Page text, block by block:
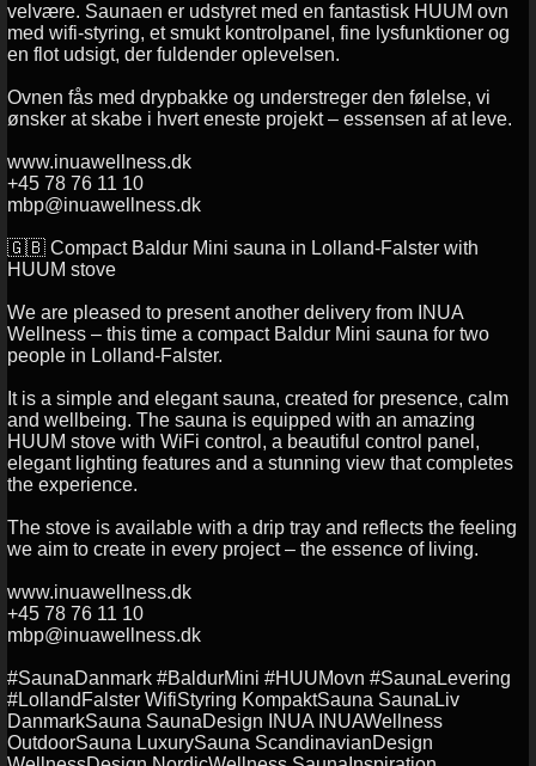
velvære. Saunaen er udstyret med en fantastisk HUUM ovn
med wifi-styring, et smukt kontrolpanel, fine lysfunktioner og
en flot udsigt, der fuldender oplevelsen.
Ovnen fås med drypbakke og understreger den følelse, vi
ønsker at skabe i hvert eneste projekt – essensen af at leve.
www.inuawellness.dk
+45 78 76 11 10
mbp@inuawellness.dk
🇬🇧 Compact Baldur Mini sauna in Lolland-Falster with
HUUM stove
We are pleased to present another delivery from INUA
Wellness – this time a compact Baldur Mini sauna for two
people in Lolland-Falster.
It is a simple and elegant sauna, created for presence, calm
and wellbeing. The sauna is equipped with an amazing
HUUM stove with WiFi control, a beautiful control panel,
elegant lighting features and a stunning view that completes
the experience.
The stove is available with a drip tray and reflects the feeling
we aim to create in every project – the essence of living.
www.inuawellness.dk
+45 78 76 11 10
mbp@inuawellness.dk
#SaunaDanmark #BaldurMini #HUUMovn #SaunaLevering
#LollandFalster WifiStyring KompaktSauna SaunaLiv
DanmarkSauna SaunaDesign INUA INUAWellness
OutdoorSauna LuxurySauna ScandinavianDesign